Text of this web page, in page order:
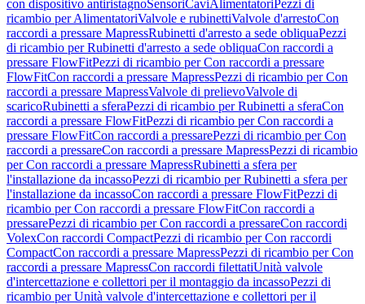
con dispositivo antiristagnoSensoriCaviAlimentatori Pezzi di
ricambio per AlimentatoriValvole e rubinettiValvole d'arrestoCon
raccordi a pressare MapressRubinetti d'arresto a sede obliquaPezzi
di ricambio per Rubinetti d'arresto a sede obliquaCon raccordi a
pressare FlowFitPezzi di ricambio per Con raccordi a pressare
FlowFitCon raccordi a pressare MapressPezzi di ricambio per Con
raccordi a pressare MapressValvole di prelievoValvole di
scaricoRubinetti a sferaPezzi di ricambio per Rubinetti a sferaCon
raccordi a pressare FlowFitPezzi di ricambio per Con raccordi a
pressare FlowFitCon raccordi a pressarePezzi di ricambio per Con
raccordi a pressareCon raccordi a pressare MapressPezzi di ricambio
per Con raccordi a pressare MapressRubinetti a sfera per
l'installazione da incassoPezzi di ricambio per Rubinetti a sfera per
l'installazione da incassoCon raccordi a pressare FlowFitPezzi di
ricambio per Con raccordi a pressare FlowFitCon raccordi a
pressarePezzi di ricambio per Con raccordi a pressareCon raccordi
VolexCon raccordi CompactPezzi di ricambio per Con raccordi
CompactCon raccordi a pressare MapressPezzi di ricambio per Con
raccordi a pressare MapressCon raccordi filettatiUnità valvole
d'intercettazione e collettori per il montaggio da incassoPezzi di
ricambio per Unità valvole d'intercettazione e collettori per il